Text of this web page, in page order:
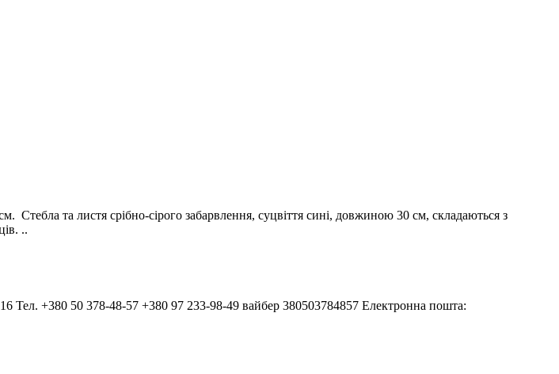
та листя срібно-сірого забарвлення, суцвіття сині, довжиною 30 см, складаються з
..
Тел. +380 50 378-48-57 +380 97 233-98-49 вайбер 380503784857 Електронна пошта: